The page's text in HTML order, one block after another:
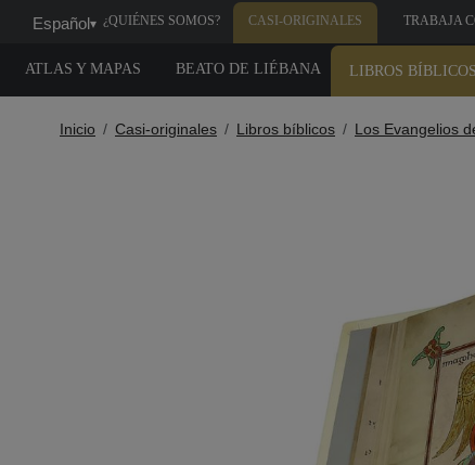
Español▾ ¿QUIÉNES SOMOS? CASI-ORIGINALES TRABAJA
ATLAS Y MAPAS BEATO DE LIÉBANA LIBROS BÍBLICOS
Inicio Casi-originales Libros bíblicos Los Evangelios